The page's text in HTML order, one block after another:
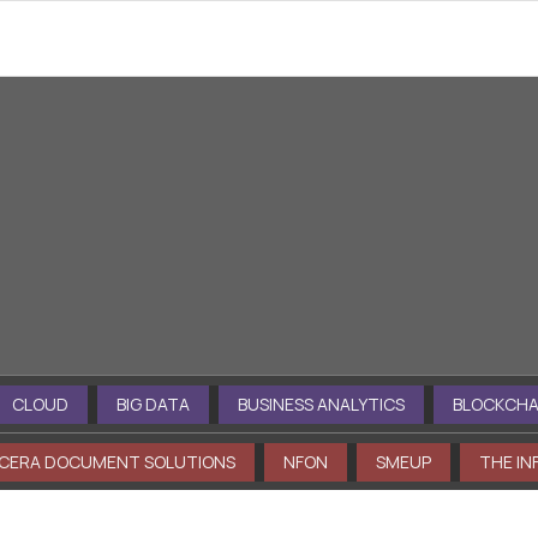
CLOUD BIG DATA BUSINESS ANALYTICS BLOCKCHAIN
DOCUMENT SOLUTIONS NFON SMEUP THE